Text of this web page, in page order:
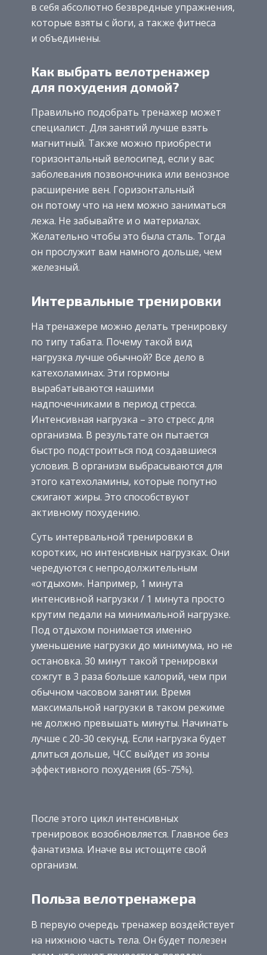
в себя абсолютно безвредные упражнения,
которые взяты с йоги, а также фитнеса
и объединены.
Как выбрать велотренажер
для похудения домой?
Правильно подобрать тренажер может
специалист. Для занятий лучше взять
магнитный. Также можно приобрести
горизонтальный велосипед, если у вас
заболевания позвоночника или венозное
расширение вен. Горизонтальный
он потому что на нем можно заниматься
лежа. Не забывайте и о материалах.
Желательно чтобы это была сталь. Тогда
он прослужит вам намного дольше, чем
железный.
Интервальные тренировки
На тренажере можно делать тренировку
по типу табата. Почему такой вид
нагрузка лучше обычной? Все дело в
катехоламинах. Эти гормоны
вырабатываются нашими
надпочечниками в период стресса.
Интенсивная нагрузка – это стресс для
организма. В результате он пытается
быстро подстроиться под создавшиеся
условия. В организм выбрасываются для
этого катехоламины, которые попутно
сжигают жиры. Это способствуют
активному похудению.
Суть интервальной тренировки в
коротких, но интенсивных нагрузках. Они
чередуются с непродолжительным
«отдыхом». Например, 1 минута
интенсивной нагрузки / 1 минута просто
крутим педали на минимальной нагрузке.
Под отдыхом понимается именно
уменьшение нагрузки до минимума, но не
остановка. 30 минут такой тренировки
сожгут в 3 раза больше калорий, чем при
обычном часовом занятии. Время
максимальной нагрузки в таком режиме
не должно превышать минуты. Начинать
лучше с 20-30 секунд. Если нагрузка будет
длиться дольше, ЧСС выйдет из зоны
эффективного похудения (65-75%).
После этого цикл интенсивных
тренировок возобновляется. Главное без
фанатизма. Иначе вы истощите свой
организм.
Польза велотренажера
В первую очередь тренажер воздействует
на нижнюю часть тела. Он будет полезен